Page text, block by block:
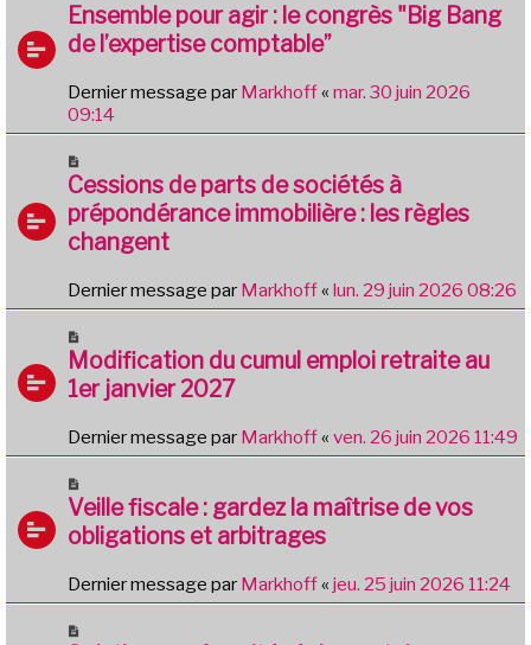
Ensemble pour agir : le congrès "Big Bang
de l’expertise comptable”
Dernier message par Markhoff« mar. 30 juin 2026
09:14
Cessions de parts de sociétés à
prépondérance immobilière : les règles
changent
Dernier message par Markhoff« lun. 29 juin 2026 08:26
Modification du cumul emploi retraite au
1er janvier 2027
Dernier message par Markhoff« ven. 26 juin 2026 11:49
Veille fiscale : gardez la maîtrise de vos
obligations et arbitrages
Dernier message par Markhoff« jeu. 25 juin 2026 11:24